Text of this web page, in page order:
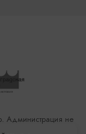
Администрация не